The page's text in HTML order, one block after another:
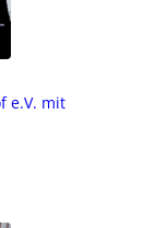
e.V. mit